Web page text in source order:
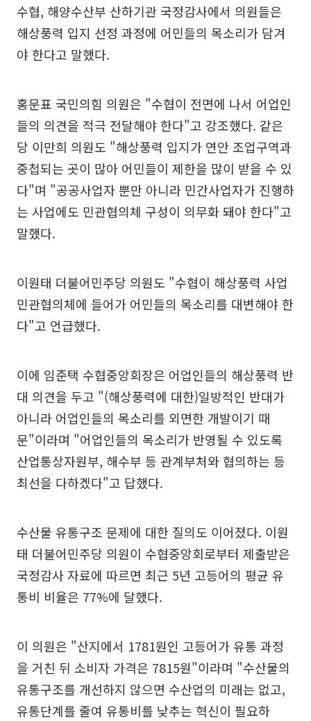
수협, 해양수산부 산하기관 국정감사에서 의원들은
해상풍력 입지 선정 과정에 어민들의 목소리가 담겨
야 한다고 말했다.
홍문표 국민의힘 의원은 "수협이 전면에 나서 어업인
들의 의견을 적극 전달해야 한다"고 강조했다. 같은
당 이만희 의원도 "해상풍력 입지가 연안 조업구역과
중첩되는 곳이 많아 어민들이 제한을 많이 받을 수 있
다"며 "공공사업자 뿐만 아니라 민간사업자가 진행하
는 사업에도 민관협의체 구성이 의무화 돼야 한다"고
말했다.
이원태 더불어민주당 의원도 "수협이 해상풍력 사업
민관협의체에 들어가 어민들의 목소리를 대변해야 한
다"고 언급했다.
이에 임준택 수협중앙회장은 어업인들의 해상풍력 반
대 의견을 두고 "(해상풍력에 대한)일방적인 반대가
아니라 어업인들의 목소리를 외면한 개발이기 때
문"이라며 "어업인들의 목소리가 반영될 수 있도록
산업통상자원부, 해수부 등 관계부처와 협의하는 등
최선을 다하겠다"고 답했다.
수산물 유통구조 문제에 대한 질의도 이어졌다. 이원
태 더불어민주당 의원이 수협중앙회로부터 제출받은
국정감사 자료에 따르면 최근 5년 고등어의 평균 유
통비 비율은 77%에 달했다.
이 의원은 "산지에서 1781원인 고등어가 유통 과정
을 거친 뒤 소비자 가격은 7815원"이라며 "수산물의
유통구조를 개선하지 않으면 수산업의 미래는 없고,
유통단계를 줄여 유통비를 낮추는 혁신이 필요하